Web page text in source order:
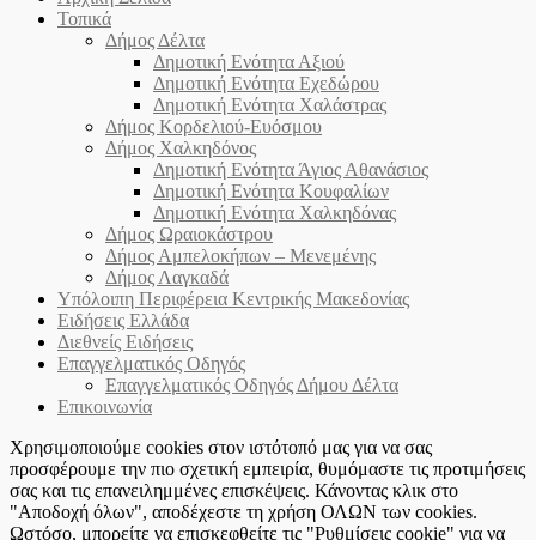
Τοπικά
Δήμος Δέλτα
Δημοτική Ενότητα Αξιού
Δημοτική Ενότητα Εχεδώρου
Δημοτική Ενότητα Χαλάστρας
Δήμος Κορδελιού-Ευόσμου
Δήμος Χαλκηδόνος
Δημοτική Ενότητα Άγιος Αθανάσιος
Δημοτική Ενότητα Κουφαλίων
Δημοτική Ενότητα Χαλκηδόνας
Δήμος Ωραιοκάστρου
Δήμος Αμπελοκήπων – Μενεμένης
Δήμος Λαγκαδά
Υπόλοιπη Περιφέρεια Κεντρικής Μακεδονίας
Ειδήσεις Ελλάδα
Διεθνείς Ειδήσεις
Επαγγελματικός Οδηγός
Επαγγελματικός Οδηγός Δήμου Δέλτα
Επικοινωνία
Χρησιμοποιούμε cookies στον ιστότοπό μας για να σας
προσφέρουμε την πιο σχετική εμπειρία, θυμόμαστε τις προτιμήσεις
σας και τις επανειλημμένες επισκέψεις. Κάνοντας κλικ στο
"Αποδοχή όλων", αποδέχεστε τη χρήση ΟΛΩΝ των cookies.
Ωστόσο, μπορείτε να επισκεφθείτε τις "Ρυθμίσεις cookie" για να